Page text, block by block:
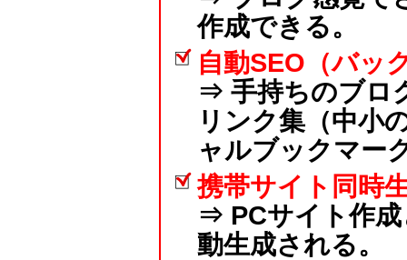
作成できる。
自動SEO（バッ
⇒ 手持ちのブロ
リンク集（中小
ャルブックマー
携帯サイト同時
⇒ PCサイト作成
動生成される。